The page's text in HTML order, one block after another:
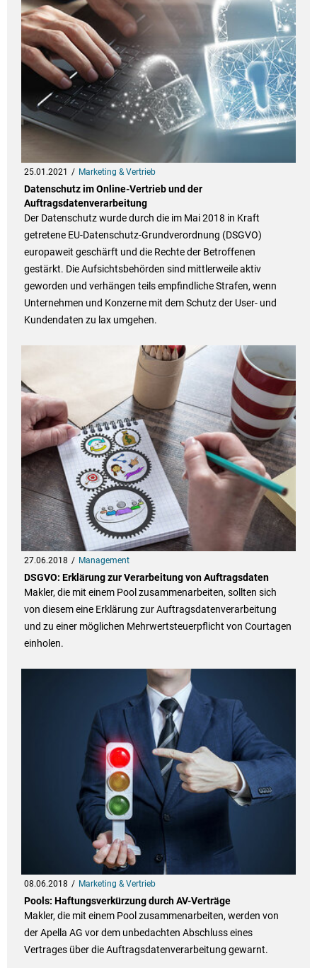
25.01.2021 Marketing & Vertrieb
Datenschutz im Online-Vertrieb und der
Auftragsdatenverarbeitung
Der Datenschutz wurde durch die im Mai 2018 in Kraft
getretene EU-Datenschutz-Grundverordnung (DSGVO)
europaweit geschärft und die Rechte der Betroffenen
gestärkt. Die Aufsichtsbehörden sind mittlerweile aktiv
geworden und verhängen teils empfindliche Strafen, wenn
Unternehmen und Konzerne mit dem Schutz der User- und
Kundendaten zu lax umgehen.
27.06.2018 Management
DSGVO: Erklärung zur Verarbeitung von Auftragsdaten
Makler, die mit einem Pool zusammenarbeiten, sollten sich
von diesem eine Erklärung zur Auftragsdatenverarbeitung
und zu einer möglichen Mehrwertsteuerpflicht von Courtagen
einholen.
08.06.2018 Marketing & Vertrieb
Pools: Haftungsverkürzung durch AV-Verträge
Makler, die mit einem Pool zusammenarbeiten, werden von
der Apella AG vor dem unbedachten Abschluss eines
Vertrages über die Auftragsdatenverarbeitung gewarnt.